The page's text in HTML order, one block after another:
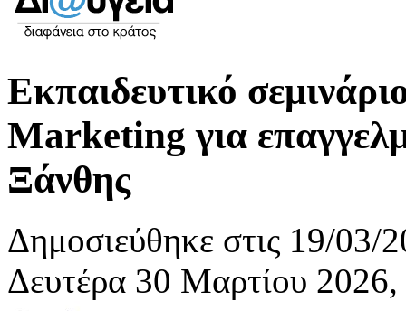
Εκπαιδευτικό
Marketing για
Ξάνθης
Δημοσιεύθηκε στις 19/03/
Δευτέρα 30 Μαρτίου